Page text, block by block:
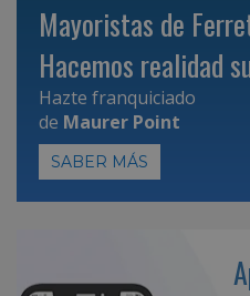
Mayoristas de
Hacemos realidad
Hazte franquiciado
de Maurer Point
SABER MÁS